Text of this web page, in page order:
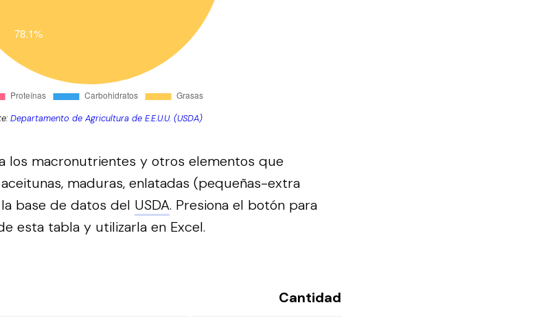
Departamento de Agricultura de E.E.U.U. (USDA)
los macronutrientes y otros elementos que
maduras, enlatadas (pequeñas-extra
base de datos del USDA. Presiona el botón para
esta tabla y utilizarla en Excel.
Cantidad